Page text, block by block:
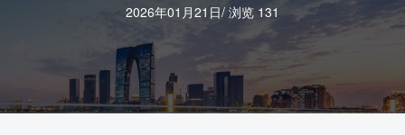
2026年01月21日/ 浏览 131